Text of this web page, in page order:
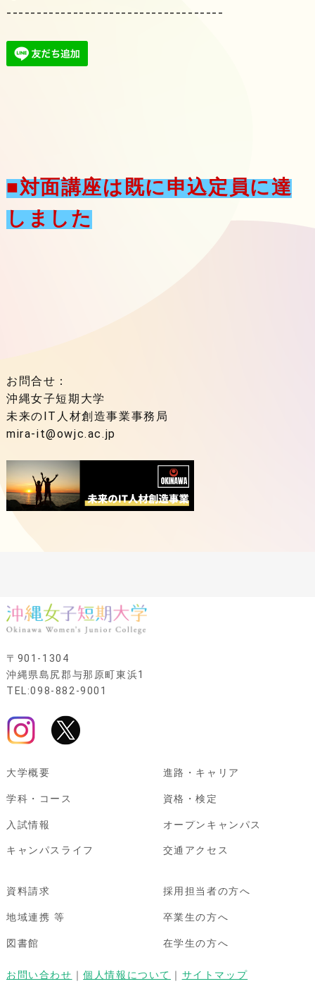
------------------------------------
■対面講座は既に申込定員に達
しました
お問合せ：
沖縄女子短期大学
未来のIT人材創造事業事務局
mira-it@owjc.ac.jp
〒901-1304
沖縄県島尻郡与那原町東浜1
TEL:098-882-9001
大学概要
学科・コース
入試情報
キャンパスライフ
進路・キャリア
資格・検定
オープンキャンパス
交通アクセス
資料請求
地域連携 等
図書館
採用担当者の方へ
卒業生の方へ
在学生の方へ
お問い合わせ ｜個人情報について ｜ サイトマップ